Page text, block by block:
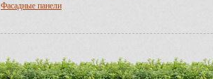
Фасадные панели